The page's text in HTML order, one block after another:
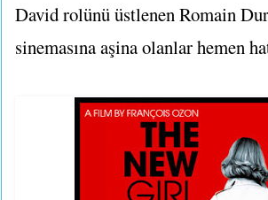
David rolünü üstlenen Romain
sinemasına aşina olanlar hemen